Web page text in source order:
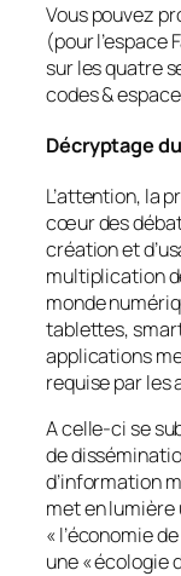
Vous pouvez
(pour l’espace
sur les quatre
codes &
Décryptage
L’attention, la
cœur des
création et
multiplication
monde
tablettes,
applications
requise par les
A celle-ci se
de
d’information
met en lumière
«l’économie
une «écologie